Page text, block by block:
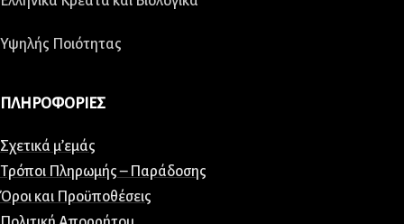
Υψηλής Ποιότητας
ΠΛΗΡΟΦΟΡΙΕΣ
Σχετικά μ’εμάς
Τρόποι Πληρωμής – Παράδοσης
Όροι και Προϋποθέσεις